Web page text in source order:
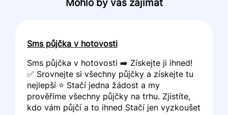
Mohlo by vás zajímat
Sms půjčka v hotovosti
Sms půjčka v hotovosti ➡️ Získejte ji ihned!
✅ Srovnejte si všechny půjčky a získejte tu
nejlepší ⭐ Stačí jedna žádost a my
prověříme všechny půjčky na trhu. Zjistíte,
kdo vám půjčí a to ihned Stačí jen vyzkoušet